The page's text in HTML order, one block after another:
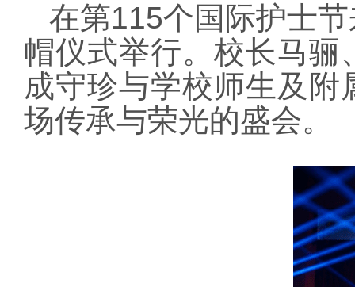
在第115个国际护士
帽仪式举行。校长马
成守珍与学校师生及
场传承与荣光的盛会。